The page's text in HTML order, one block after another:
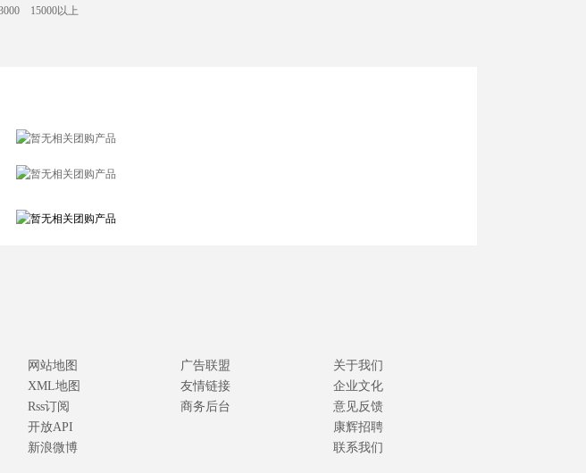
15000以上
网站地图
XML地图
Rss订阅
开放API
新浪微博
广告联盟
友情链接
商务后台
关于我们
企业文化
意见反馈
康辉招聘
联系我们